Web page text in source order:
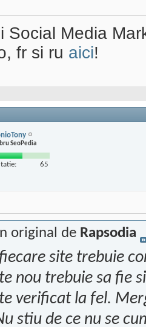
Social Media
fr si ru aici!
SeoPedia
65
original de Rapsodia
site trebuie
nou trebuie sa fie
verificat la fel.
stiu de ce nu se